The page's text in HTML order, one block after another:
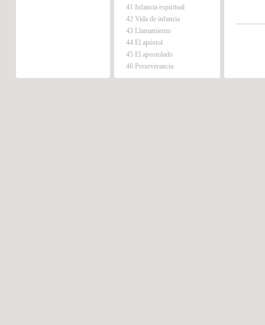
41 Infancia espiritual
42 Vida de infancia
43 Llamamiento
44 El apóstol
45 El apostolado
46 Perseverancia